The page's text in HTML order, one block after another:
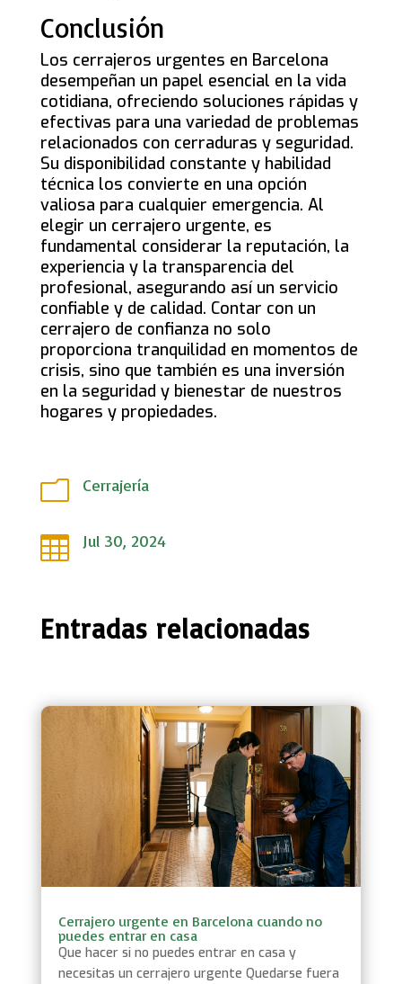
Conclusión
Los cerrajeros urgentes en Barcelona
desempeñan un papel esencial en la vida
cotidiana, ofreciendo soluciones rápidas y
efectivas para una variedad de problemas
relacionados con cerraduras y seguridad.
Su disponibilidad constante y habilidad
técnica los convierte en una opción
valiosa para cualquier emergencia. Al
elegir un cerrajero urgente, es
fundamental considerar la reputación, la
experiencia y la transparencia del
profesional, asegurando así un servicio
confiable y de calidad. Contar con un
cerrajero de confianza no solo
proporciona tranquilidad en momentos de
crisis, sino que también es una inversión
en la seguridad y bienestar de nuestros
hogares y propiedades.
m Cerrajería
 Jul 30, 2024
Entradas relacionadas
Cerrajero urgente en Barcelona cuando no
puedes entrar en casa
Que hacer si no puedes entrar en casa y
necesitas un cerrajero urgente Quedarse fuera